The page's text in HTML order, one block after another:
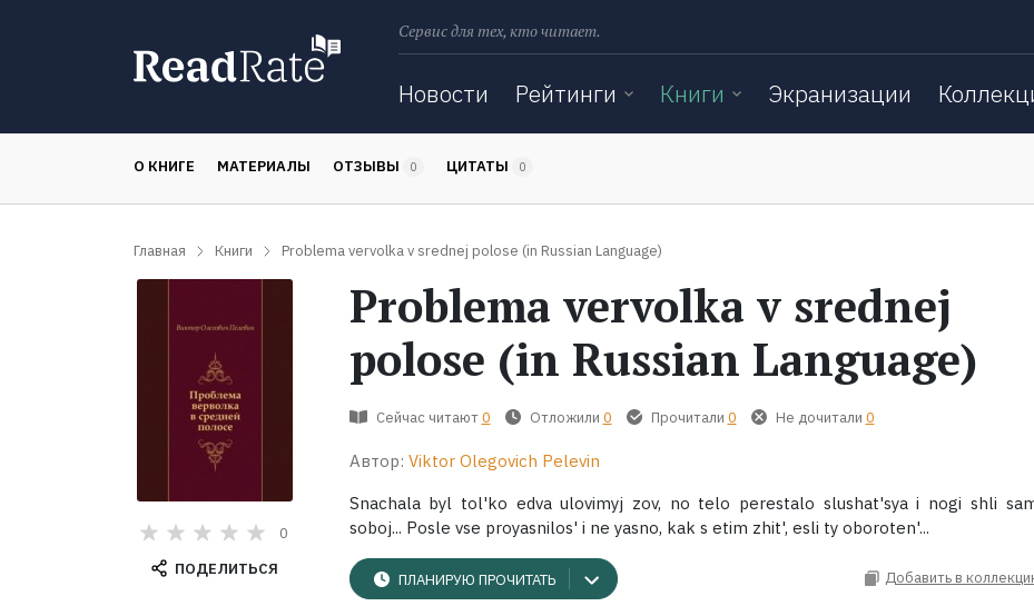
Сервис для тех, кто читает.
Новости Рейтинги Книги Экранизации
О КНИГЕ МАТЕРИАЛЫ ОТЗЫВЫ 0 ЦИТАТЫ 0
Главная Книги Problema vervolka v srednej polose (in Russian Language)
0
ПОДЕЛИТЬСЯ
Problema vervolka v srednej
polose (in Russian Language)
Сейчас читают 0 Отложили 0 Прочитали 0 Не дочитали 0
Автор: Viktor Olegovich Pelevin
Snachala byl tol'ko edva ulovimyj zov, no telo perestalo slushat'sya i nogi shli
soboj... Posle vse proyasnilos' i ne yasno, kak s etim zhit', esli ty oboroten'...
ПЛАНИРУЮ ПРОЧИТАТЬ Добавить в